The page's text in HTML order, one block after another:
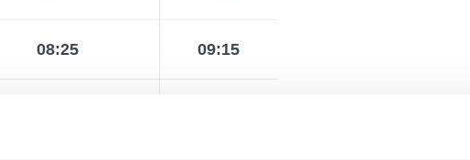
08:25 09:15